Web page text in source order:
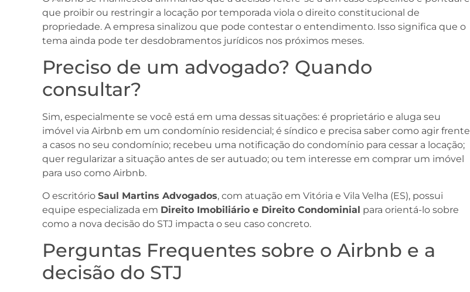
que proibir ou restringir a locação por temporada viola o direito constitucional de
propriedade. A empresa sinalizou que pode contestar o entendimento. Isso significa que o
tema ainda pode ter desdobramentos jurídicos nos próximos meses.
Preciso de um advogado? Quando
consultar?
Sim, especialmente se você está em uma dessas situações: é proprietário e aluga seu
imóvel via Airbnb em um condomínio residencial; é síndico e precisa saber como agir frente
a casos no seu condomínio; recebeu uma notificação do condomínio para cessar a locação;
quer regularizar a situação antes de ser autuado; ou tem interesse em comprar um imóvel
para uso como Airbnb.
O escritório Saul Martins Advogados, com atuação em Vitória e Vila Velha (ES), possui
equipe especializada em Direito Imobiliário e Direito Condominial para orientá-lo sobre
como a nova decisão do STJ impacta o seu caso concreto.
Perguntas Frequentes sobre o Airbnb e a
decisão do STJ